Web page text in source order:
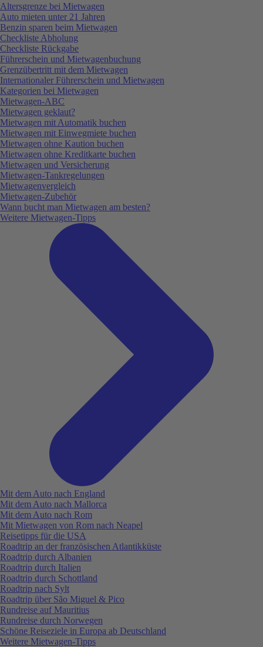
Altersgrenze bei Mietwagen
Auto mieten unter 21 Jahren
Benzin sparen beim Mietwagen
Checkliste Abholung
Checkliste Rückgabe
Führerschein und Mietwagenbuchung
Grenzübertritt mit dem Mietwagen
Internationaler Führerschein und Mietwagen
Kategorien bei Mietwagen
Mietwagen-ABC
Mietwagen geklaut?
Mietwagen mit Automatik buchen
Mietwagen mit Einwegmiete buchen
Mietwagen ohne Kaution buchen
Mietwagen ohne Kreditkarte buchen
Mietwagen und Versicherung
Mietwagen-Tankregelungen
Mietwagenvergleich
Mietwagen-Zubehör
Wann bucht man Mietwagen am besten?
Weitere Mietwagen-Tipps
Mit dem Auto nach England
Mit dem Auto nach Mallorca
Mit dem Auto nach Rom
Mit Mietwagen von Rom nach Neapel
Reisetipps für die USA
Roadtrip an der französischen Atlantikküste
Roadtrip durch Albanien
Roadtrip durch Italien
Roadtrip durch Schottland
Roadtrip nach Sylt
Roadtrip über São Miguel & Pico
Rundreise auf Mauritius
Rundreise durch Norwegen
Schöne Reiseziele in Europa ab Deutschland
Weitere Mietwagen-Tipps